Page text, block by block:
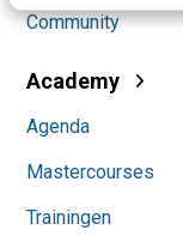
Community
Academy
Agenda
Mastercourses
Trainingen